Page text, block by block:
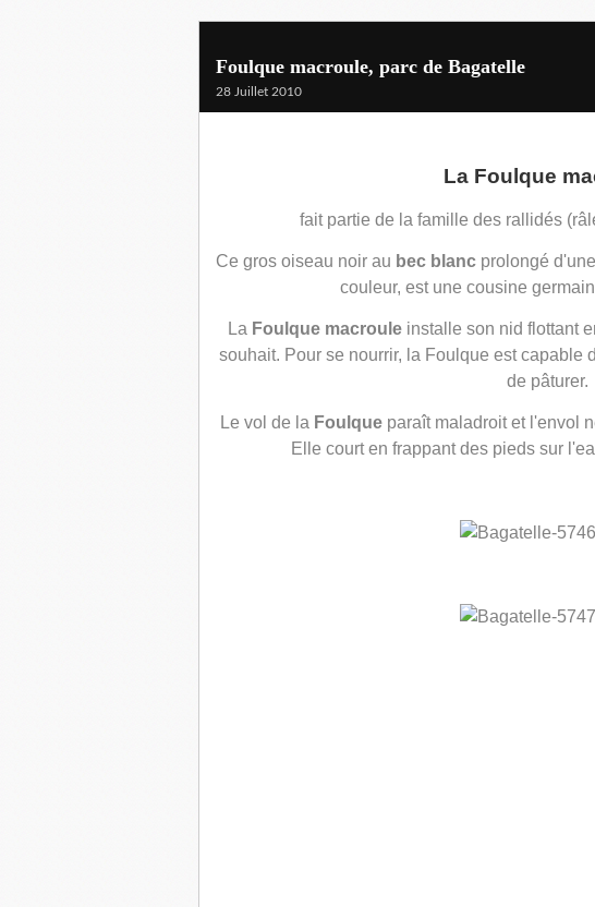
Foulque macroule, parc de Bagatelle
28 Juillet 2010
La Foulque
fait partie de la famille des rallidés
Ce gros oiseau noir au bec blancprolongé
couleur, est une cousine
La Foulque macroule installe son nid flottant
souhait. Pour se nourrir, la Foulque est capable
de pâturer.
Le vol de la Foulque paraît maladroit et l'envol
Elle court en frappant des pieds sur